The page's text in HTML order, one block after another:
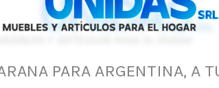
PARA ARGENTINA, A